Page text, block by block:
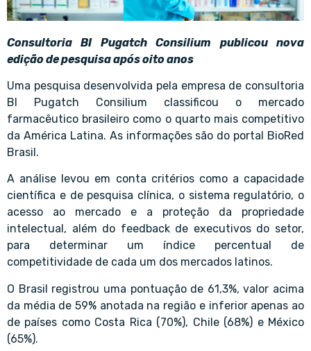
Consultoria BI Pugatch Consilium publicou nova
edição de pesquisa após oito anos
Uma pesquisa desenvolvida pela empresa de consultoria
BI Pugatch Consilium classificou o mercado
farmacêutico brasileiro como o quarto mais competitivo
da América Latina. As informações são do portal BioRed
Brasil.
A análise levou em conta critérios como a capacidade
científica e de pesquisa clínica, o sistema regulatório, o
acesso ao mercado e a proteção da propriedade
intelectual, além do feedback de executivos do setor,
para determinar um índice percentual de
competitividade de cada um dos mercados latinos.
O Brasil registrou uma pontuação de 61,3%, valor acima
da média de 59% anotada na região e inferior apenas ao
de países como Costa Rica (70%), Chile (68%) e México
(65%).